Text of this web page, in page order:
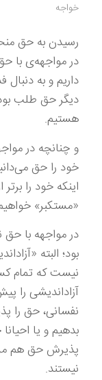
خواجه
رسیدن به حق
در مواجهه‌ی با
داریم و به
دیگر حق طلب
هستیم.
و چنانچه در
خود را حق
اینکه خود را
«مستکبر»
در مواجهه با
بود؛ البته
نیست که تمام
آزاداندیشی را
نفسانی، حق را
بدهیم و یا
پذیرش حق هم
نیستند.